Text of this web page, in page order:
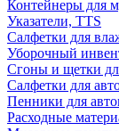
Контейнеры для
Указатели, TTS
Салфетки для
Уборочный
Сгоны и щетки
Салфетки для
Пенники для
Расходные